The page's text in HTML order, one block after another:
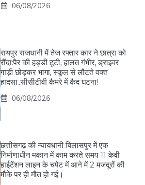
06/08/2026
रायपुर राजधानी में तेज रफ्तार कार ने छात्रा को
रौंदा:पैर की हड्डी टूटी, हालत गंभीर, ड्राइवर
गाड़ी छोड़कर भागा, स्कूल से लौटते वक्त
हादसा..सीसीटीवी कैमरे में कैद घटना!
06/08/2026
छत्तीसगढ़ की न्यायधानी बिलासपुर में एक
निर्माणाधीन मकान में काम करते समय 11 केवी
हाईटेंशन लाइन के चपेट में आने में 2 मजदूरों की
मौके पर ही मौत हो गई।